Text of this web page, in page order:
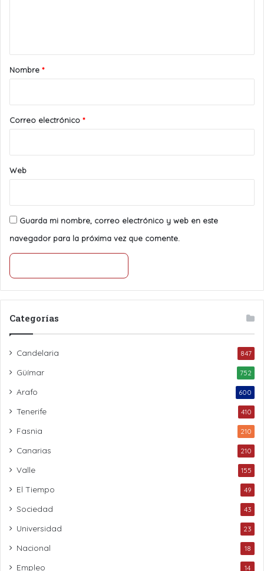
r
*
Nombre *
Correo electrónico *
Web
Guarda mi nombre, correo electrónico y web en este
navegador para la próxima vez que comente.
Categorías
Candelaria 847
Güímar 752
Arafo 600
Tenerife 410
Fasnia 210
Canarias 210
Valle 155
El Tiempo 49
Sociedad 43
Universidad 23
Nacional 18
Empleo 14